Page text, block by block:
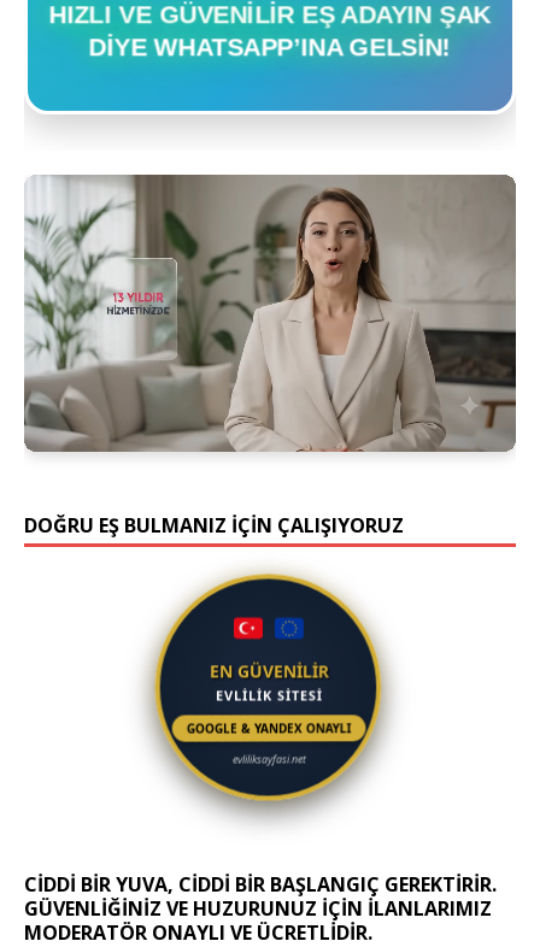
HIZLI VE GÜVENILIR EŞ ADAYIN ŞAK
DIYE WHATSAPP’INA GELSIN!
DOĞRU EŞ BULMANIZ İÇİN ÇALIŞIYORUZ
EN GÜVENİLİR
EVLİLİK SİTESİ
GOOGLE & YANDEX ONAYLI
evliliksayfasi.net
CIDDI BIR YUVA, CIDDI BIR BAŞLANGIÇ GEREKTIRIR.
GÜVENLIĞINIZ VE HUZURUNUZ IÇIN ILANLARIMIZ
MODERATÖR ONAYLI VE ÜCRETLIDIR.